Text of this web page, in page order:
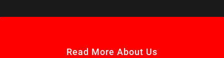
Read More About Us